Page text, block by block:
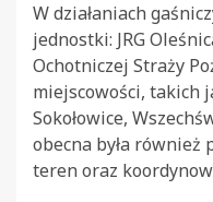
W działaniach
jednostki: JRG
Ochotniczej Straży
miejscowości, takich
Sokołowice,
obecna była również
teren oraz